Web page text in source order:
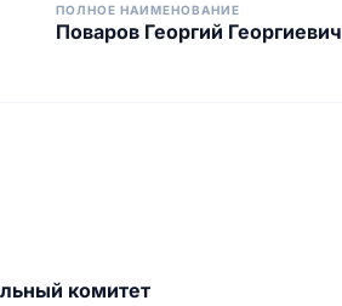
ПОЛНОЕ НАИМЕНОВАНИЕ
Поваров Георгий Георгиевич
комитет